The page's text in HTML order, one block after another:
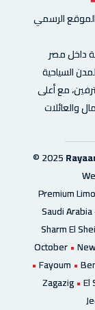
الموقع الرسمي
داخل مصر
السياحية
مع أعلى
والعائلات
© 2025
Premium
Saudi
Sharm El
October•
•Fayoum •
Zagazig•El